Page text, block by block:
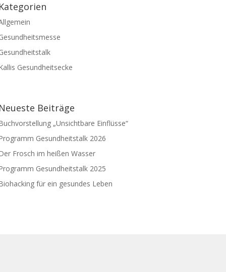
Gesundheitsecke
Beiträge
„Unsichtbare Einflüsse“
Gesundheitstalk 2026
Frosch im heißen Wasser
Gesundheitstalk 2025
für ein gesundes Leben